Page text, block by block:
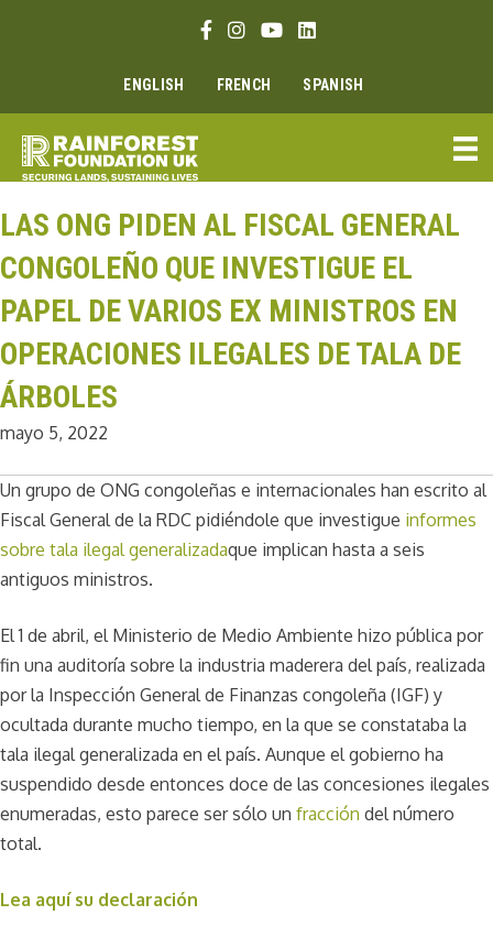
Enlace Facebook
Enlace Instagram
Enlace Youtube
Linkedin link
ENGLISH FRENCH SPANISH
LAS ONG PIDEN AL FISCAL GENERAL
CONGOLEÑO QUE INVESTIGUE EL
PAPEL DE VARIOS EX MINISTROS EN
OPERACIONES ILEGALES DE TALA DE
ÁRBOLES
mayo 5, 2022
Un grupo de ONG congoleñas e internacionales han escrito al
Fiscal General de la RDC pidiéndole que investigue informes
sobre tala ilegal generalizadaque implican hasta a seis
antiguos ministros.
El 1 de abril, el Ministerio de Medio Ambiente hizo pública por
fin una auditoría sobre la industria maderera del país, realizada
por la Inspección General de Finanzas congoleña (IGF) y
ocultada durante mucho tiempo, en la que se constataba la
tala ilegal generalizada en el país. Aunque el gobierno ha
suspendido desde entonces doce de las concesiones ilegales
enumeradas, esto parece ser sólo un fracción del número
total.
Lea aquí su declaración